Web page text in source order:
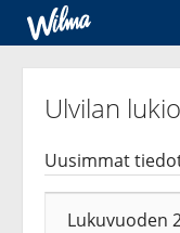
Ulvilan lukio
Uusimmat
Lukuvuoden